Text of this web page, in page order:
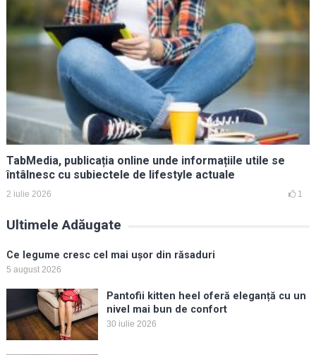
TabMedia, publicația online unde informațiile utile se
întâlnesc cu subiectele de lifestyle actuale
2 iulie 2026 1
Ultimele Adăugate
Ce legume cresc cel mai ușor din răsaduri
5 august 2026
Pantofii kitten heel oferă eleganță cu un
nivel mai bun de confort
30 iulie 2026